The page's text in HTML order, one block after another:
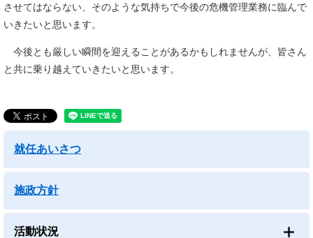
させてはならない、そのような気持ちで今後の危機管理業務に臨んで
いきたいと思います。
今後とも厳しい瞬間を迎えることがあるかもしれませんが、皆さん
と共に乗り越えていきたいと思います。
就任あいさつ
施政方針
活動状況